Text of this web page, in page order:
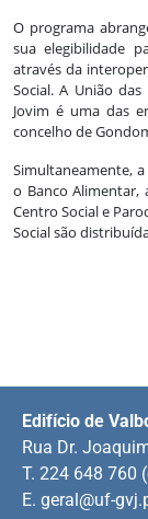
O programa
sua elegibilidade
através da
Social. A União
Jovim é uma das
concelho de
Simultaneamente,
o Banco Alimentar,
Centro Social e
Social são
Edifício de
Rua Dr.
T. 224 648 760
E. geral@uf-